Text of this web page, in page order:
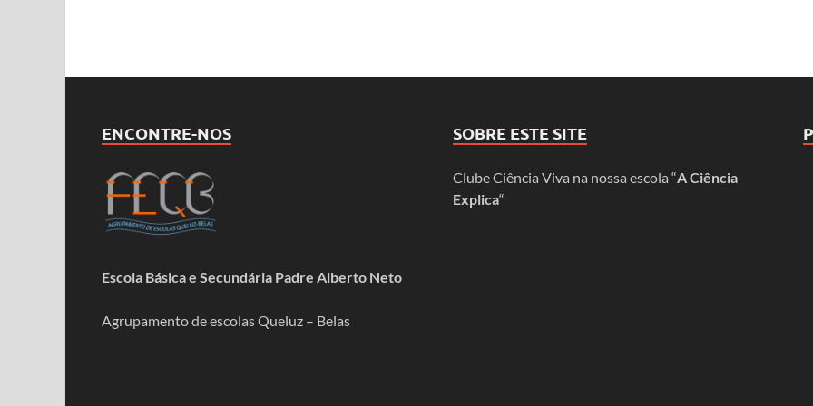
ENCONTRE-NOS
Escola Básica e Secundária Padre Alberto Neto
Agrupamento de escolas Queluz – Belas
SOBRE ESTE SITE
Clube Ciência Viva na nossa escola “A Ciência
Explica“